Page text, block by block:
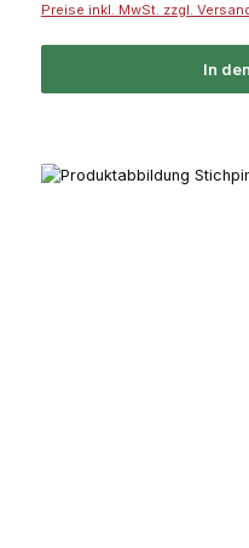
Preise inkl. MwSt. zzgl.
In